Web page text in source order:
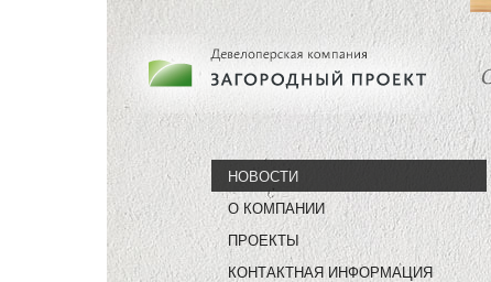
НОВОСТИ
О КОМПАНИИ
ПРОЕКТЫ
КОНТАКТНАЯ ИНФОРМАЦИЯ